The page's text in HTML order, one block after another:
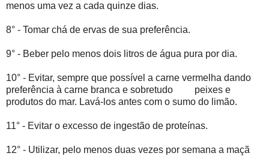
menos uma vez a cada quinze dias.
8° - Tomar chá de ervas de sua preferência.
9° - Beber pelo menos dois litros de água pura por dia.
10° - Evitar, sempre que possível a carne vermelha dando
preferência à carne branca e sobretudo peixes e
produtos do mar. Lavá-los antes com o sumo do limão.
11° - Evitar o excesso de ingestão de proteínas.
12° - Utilizar, pelo menos duas vezes por semana a maçã